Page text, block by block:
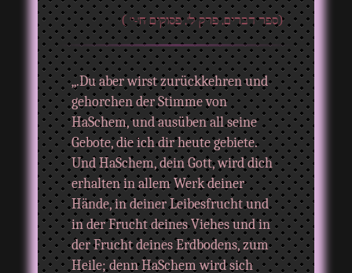
(ספר דברים, פרק ל', פסוקים ח'-י' )
„.Du aber wirst zurückkehren und
gehorchen der Stimme von
HaSchem, und ausüben all seine
Gebote, die ich dir heute gebiete.
Und HaSchem, dein Gott, wird dich
erhalten in allem Werk deiner
Hände, in deiner Leibesfrucht und
in der Frucht deines Viehes und in
der Frucht deines Erdbodens, zum
Heile; denn HaSchem wird sich